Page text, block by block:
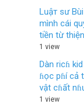
Luậт sư
mình cái
tiền từ
1 view
Dàn ricɦ
ɦọc pɦí cả
vật cɦất
1 view